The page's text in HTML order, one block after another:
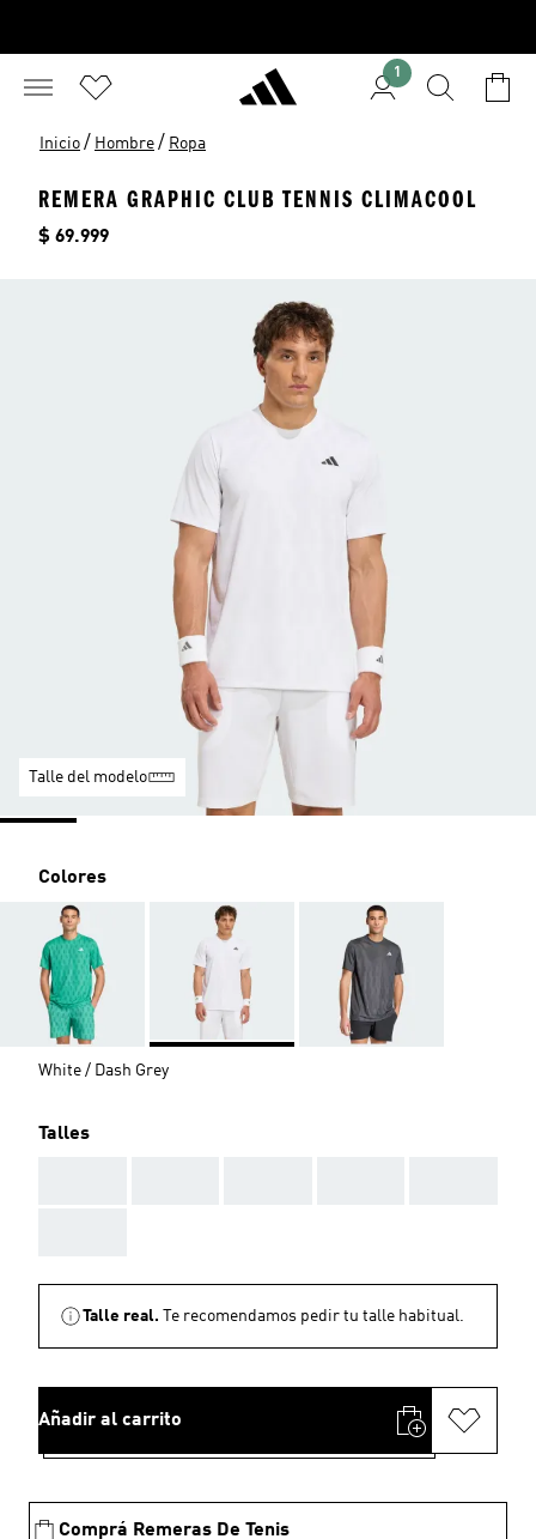
1
Inicio / Hombre / Ropa
REMERA GRAPHIC CLUB TENNIS CLIMACOOL
Precio
$ 69.999
Talle del modelo
Colores
White / Dash Grey
Talles
Talle real. Te recomendamos pedir tu talle habitual.
Añadir al carrito
Comprá Remeras De Tenis